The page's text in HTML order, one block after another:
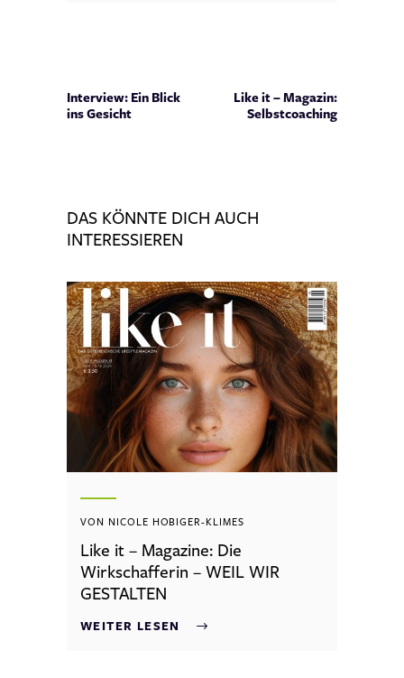
Interview: Ein Blick
ins Gesicht
Like it – Magazin:
Selbstcoaching
DAS KÖNNTE DICH AUCH
INTERESSIEREN
VON NICOLE HOBIGER-KLIMES
Like it – Magazine: Die
Wirkschafferin – WEIL WIR
GESTALTEN
WEITER LESEN